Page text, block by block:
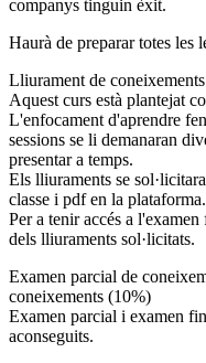
companys tinguin èxit.
Haurà de preparar totes les
Lliurament de
Aquest curs està plantejat
L'enfocament d'aprendre
sessions se li demanaran
presentar a temps.
Els lliuraments se
classe i pdf en la plataforma.
Per a tenir accés a
dels lliuraments sol·licitats.
Examen parcial de
coneixements (10%)
Examen parcial i examen
aconseguits.